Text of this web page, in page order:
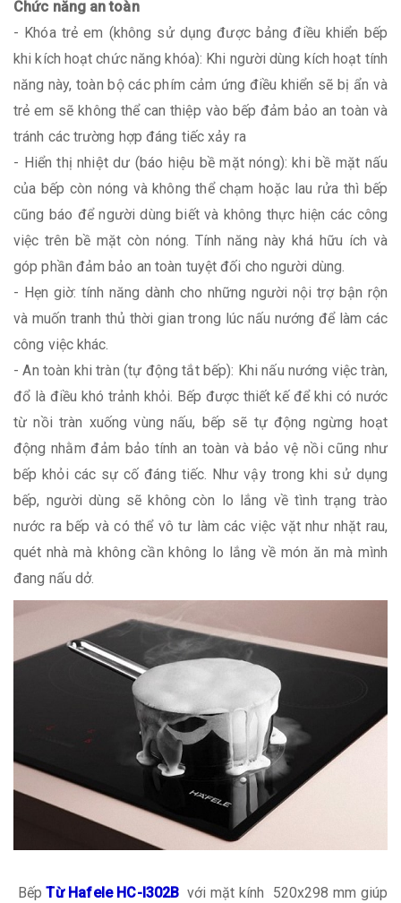
Chức năng an toàn
- Khóa trẻ em (không sử dụng được bảng điều khiển bếp
khi kích hoạt chức năng khóa): Khi người dùng kích hoạt tính
năng này, toàn bộ các phím cảm ứng điều khiển sẽ bị ẩn và
trẻ em sẽ không thể can thiệp vào bếp đảm bảo an toàn và
tránh các trường hợp đáng tiếc xảy ra
- Hiển thị nhiệt dư (báo hiệu bề mặt nóng): khi bề mặt nấu
của bếp còn nóng và không thể chạm hoặc lau rửa thì bếp
cũng báo để người dùng biết và không thực hiện các công
việc trên bề mặt còn nóng. Tính năng này khá hữu ích và
góp phần đảm bảo an toàn tuyệt đối cho người dùng.
- Hẹn giờ: tính năng dành cho những người nội trợ bận rộn
và muốn tranh thủ thời gian trong lúc nấu nướng để làm các
công việc khác.
- An toàn khi tràn (tự động tắt bếp): Khi nấu nướng việc tràn,
đổ là điều khó trảnh khỏi. Bếp được thiết kế để khi có nước
từ nồi tràn xuống vùng nấu, bếp sẽ tự động ngừng hoạt
động nhằm đảm bảo tính an toàn và bảo vệ nồi cũng như
bếp khỏi các sự cố đáng tiếc. Như vậy trong khi sử dụng
bếp, người dùng sẽ không còn lo lắng về tình trạng trào
nước ra bếp và có thể vô tư làm các việc vặt như nhặt rau,
quét nhà mà không cần không lo lắng về món ăn mà mình
đang nấu dở.
BếpTừ Hafele HC-I302B với mặt kính 520x298 mm giúp